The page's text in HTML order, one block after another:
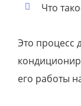
Что
Это процесс
его работы